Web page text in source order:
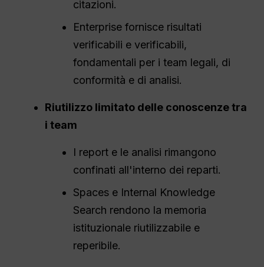
citazioni.
Enterprise fornisce risultati
verificabili e verificabili,
fondamentali per i team legali, di
conformità e di analisi.
Riutilizzo limitato delle conoscenze tra
i team
I report e le analisi rimangono
confinati all'interno dei reparti.
Spaces e Internal Knowledge
Search rendono la memoria
istituzionale riutilizzabile e
reperibile.